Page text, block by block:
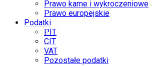
Prawo karne i wykroczeniowe
Prawo europejskie
Podatki
PIT
CIT
VAT
Pozostałe podatki